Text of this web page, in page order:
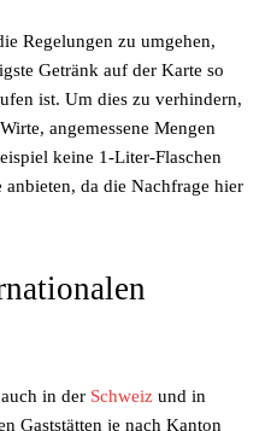
Regelungen zu umgehen,
Getränk auf der Karte so
ist. Um dies zu verhindern,
angemessene Mengen
keine 1-Liter-Flaschen
anbieten, da die Nachfrage hier
in der Schweiz und in
Gaststätten je nach Kanton